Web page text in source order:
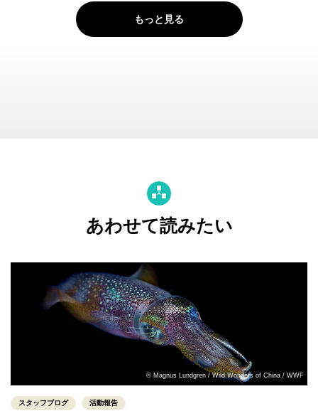
もっと見る
あわせて読みたい
© Magnus Lundgren / Wild Wonders of China / WWF
スタッフブログ 活動報告